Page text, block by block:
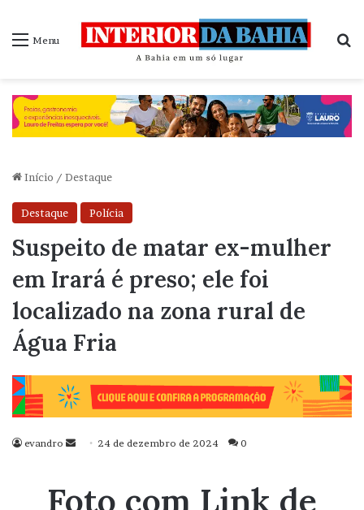
Menu
Início / Destaque
Destaque Polícia
Suspeito de matar ex-mulher
em Irará é preso; ele foi
localizado na zona rural de
Água Fria
evandro
Mande
mail
24 de dezembro de 2024 0
Foto com Link de